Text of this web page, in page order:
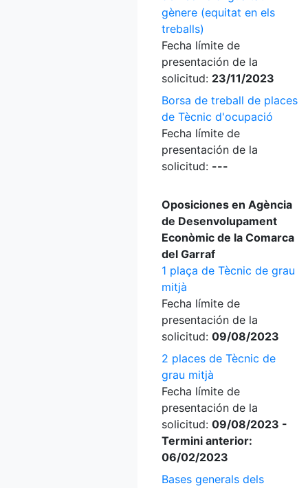
gènere (equitat en els
treballs)
Fecha límite de
presentación de la
solicitud: 23/11/2023
Borsa de treball de places
de Tècnic d'ocupació
Fecha límite de
presentación de la
solicitud: ---
Oposiciones en Agència
de Desenvolupament
Econòmic de la Comarca
del Garraf
1 plaça de Tècnic de grau
mitjà
Fecha límite de
presentación de la
solicitud: 09/08/2023
2 places de Tècnic de
grau mitjà
Fecha límite de
presentación de la
solicitud: 09/08/2023 -
Termini anterior:
06/02/2023
Bases generals dels